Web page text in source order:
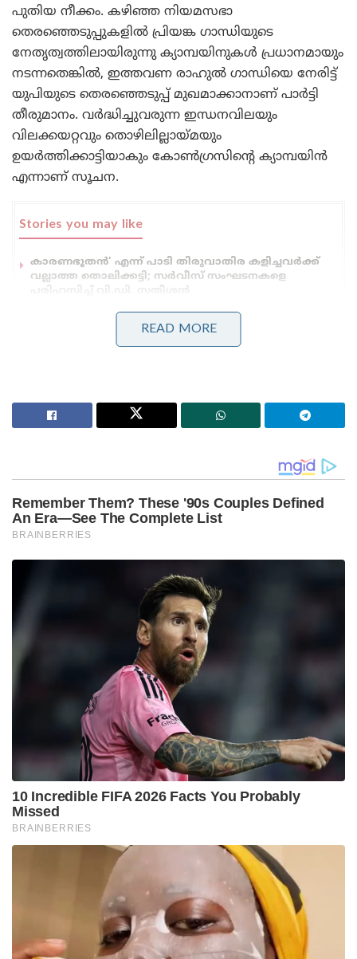
പുതിയ നീക്കം. കഴിഞ്ഞ നിയമസഭാ
തെരഞ്ഞെടുപ്പുകളിൽ പ്രിയങ്ക ഗാന്ധിയുടെ
നേതൃത്വത്തിലായിരുന്നു ക്യാമ്പയിനുകൾ പ്രധാനമായും
നടന്നതെങ്കിൽ, ഇത്തവണ രാഹുൽ ഗാന്ധിയെ നേരിട്ട്
യുപിയുടെ തെരഞ്ഞെടുപ്പ് മുഖമാക്കാനാണ് പാർട്ടി
തീരുമാനം. വർദ്ധിച്ചുവരുന്ന ഇന്ധനവിലയും
വിലക്കയറ്റവും തൊഴിലില്ലായ്മയും
ഉയർത്തിക്കാട്ടിയാകും കോൺഗ്രസിന്റെ ക്യാമ്പയിൻ
എന്നാണ് സൂചന.
Stories you may like
കാരണഭൂതൻ’ എന്ന് പാടി തിരുവാതിര കളിച്ചവർക്ക്
വല്ലാത്ത തൊലിക്കട്ടി; സർവീസ് സംഘടനകളെ
ബംഗ്ലാദേശ് മറ്റൊരു പാകിസ്താനായി മാറുന്നു, ഇന്ത്യ
ജാഗ്രത പാലിക്കണം’; ഷെയ്ഖ് ഹസീനയുടെ മകൻ
uttarpradesh
READ MORE